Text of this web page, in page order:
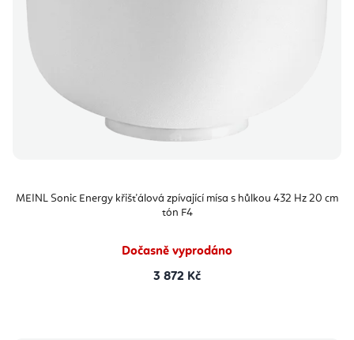
MEINL Sonic Energy křišťálová zpívající mísa s hůlkou 432 Hz 20 cm
tón F4
Dočasně vyprodáno
3 872 Kč